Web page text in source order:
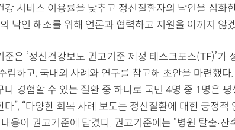
강 서비스 이용률을 낮추고 정신질환자의 낙인을 심화
낙인 해소를 위해 언론과 협력하고 지원을 아끼지 않
준은 ‘정신건강보도 권고기준 제정 태스크포스(TF)’가
렴하고, 국내외 사례와 연구를 참고해 초안을 마련했다
나 경험할 수 있는 질환 중 하나로 국민 4명 중 1명은
다”, “다양한 회복 사례 보도는 정신질환에 대한 긍정적
용이 권고기준에 담겼다. 권고기준에는 “병원 탈출‧잔